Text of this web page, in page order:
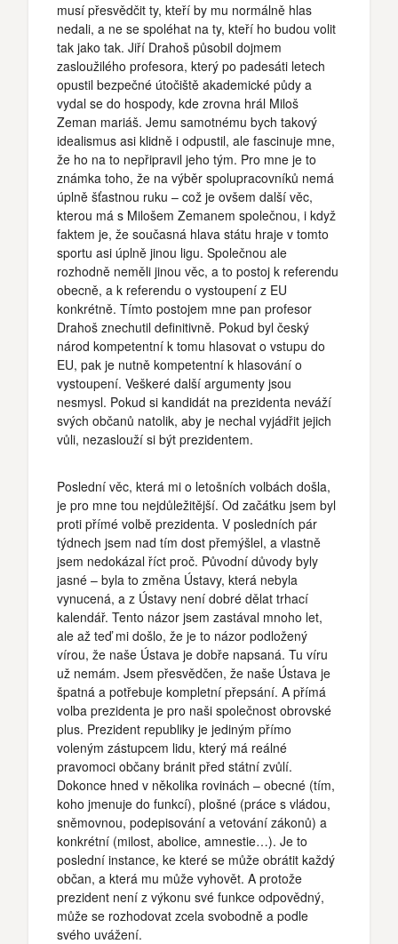
musí přesvědčit ty, kteří by mu normálně hlas
nedali, a ne se spoléhat na ty, kteří ho budou volit
tak jako tak. Jiří Drahoš působil dojmem
zasloužilého profesora, který po padesáti letech
opustil bezpečné útočiště akademické půdy a
vydal se do hospody, kde zrovna hrál Miloš
Zeman mariáš. Jemu samotnému bych takový
idealismus asi klidně i odpustil, ale fascinuje mne,
že ho na to nepřipravil jeho tým. Pro mne je to
známka toho, že na výběr spolupracovníků nemá
úplně šťastnou ruku – což je ovšem další věc,
kterou má s Milošem Zemanem společnou, i když
faktem je, že současná hlava státu hraje v tomto
sportu asi úplně jinou ligu. Společnou ale
rozhodně neměli jinou věc, a to postoj k referendu
obecně, a k referendu o vystoupení z EU
konkrétně. Tímto postojem mne pan profesor
Drahoš znechutil definitivně. Pokud byl český
národ kompetentní k tomu hlasovat o vstupu do
EU, pak je nutně kompetentní k hlasování o
vystoupení. Veškeré další argumenty jsou
nesmysl. Pokud si kandidát na prezidenta neváží
svých občanů natolik, aby je nechal vyjádřit jejich
vůli, nezaslouží si být prezidentem.
Poslední věc, která mi o letošních volbách došla,
je pro mne tou nejdůležitější. Od začátku jsem byl
proti přímé volbě prezidenta. V posledních pár
týdnech jsem nad tím dost přemýšlel, a vlastně
jsem nedokázal říct proč. Původní důvody byly
jasné – byla to změna Ústavy, která nebyla
vynucená, a z Ústavy není dobré dělat trhací
kalendář. Tento názor jsem zastával mnoho let,
ale až teď mi došlo, že je to názor podložený
vírou, že naše Ústava je dobře napsaná. Tu víru
už nemám. Jsem přesvědčen, že naše Ústava je
špatná a potřebuje kompletní přepsání. A přímá
volba prezidenta je pro naši společnost obrovské
plus. Prezident republiky je jediným přímo
voleným zástupcem lidu, který má reálné
pravomoci občany bránit před státní zvůlí.
Dokonce hned v několika rovinách – obecné (tím,
koho jmenuje do funkcí), plošné (práce s vládou,
sněmovnou, podepisování a vetování zákonů) a
konkrétní (milost, abolice, amnestie…). Je to
poslední instance, ke které se může obrátit každý
občan, a která mu může vyhovět. A protože
prezident není z výkonu své funkce odpovědný,
může se rozhodovat zcela svobodně a podle
svého uvážení.